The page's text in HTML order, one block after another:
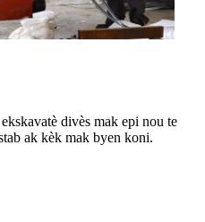
divès mak epi nou te
ak kèk mak byen koni.